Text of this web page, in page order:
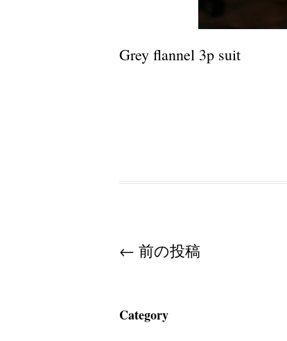
Grey flannel 3p suit
Post navigation
← 前の投稿
Category